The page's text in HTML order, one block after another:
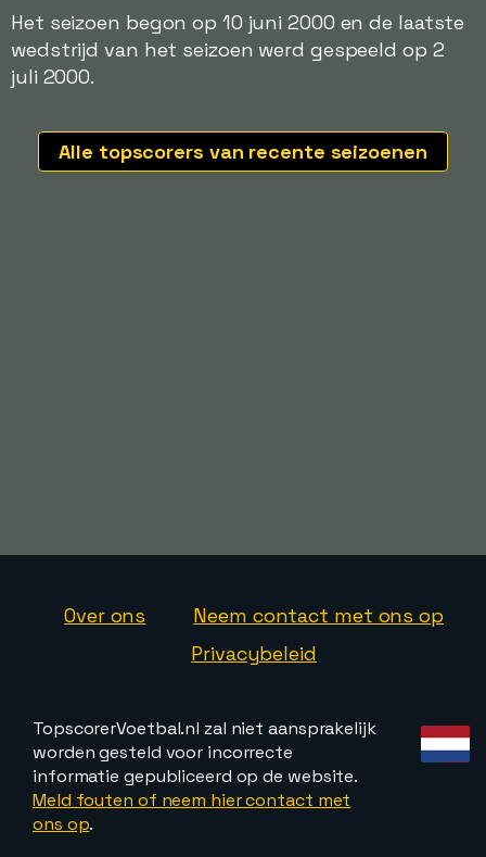
Het seizoen begon op 10 juni 2000 en de laatste
wedstrijd van het seizoen werd gespeeld op 2
juli 2000.
Alle topscorers van recente seizoenen
Over ons
Neem contact met ons op
Privacybeleid
TopscorerVoetbal.nl zal niet aansprakelijk
worden gesteld voor incorrecte
informatie gepubliceerd op de website.
Meld fouten of neem hier contact met
ons op.